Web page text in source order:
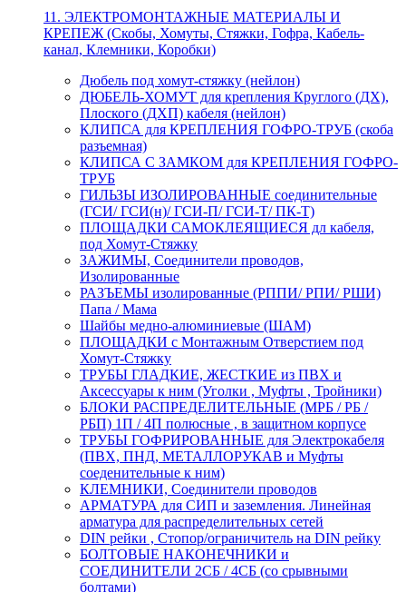
11. ЭЛЕКТРОМОНТАЖНЫЕ МАТЕРИАЛЫ И
КРЕПЕЖ (Скобы, Хомуты, Стяжки, Гофра, Кабель-
канал, Клемники, Коробки)
Дюбель под хомут-стяжку (нейлон)
ДЮБЕЛЬ-ХОМУТ для крепления Круглого (ДХ),
Плоского (ДХП) кабеля (нейлон)
КЛИПСА для КРЕПЛЕНИЯ ГОФРО-ТРУБ (скоба
разъемная)
КЛИПСА С ЗАМКОМ для КРЕПЛЕНИЯ ГОФРО-
ТРУБ
ГИЛЬЗЫ ИЗОЛИРОВАННЫЕ соединительные
(ГСИ/ ГСИ(н)/ ГСИ-П/ ГСИ-Т/ ПК-Т)
ПЛОЩАДКИ САМОКЛЕЯЩИЕСЯ дл кабеля,
под Хомут-Стяжку
ЗАЖИМЫ, Соединители проводов,
Изолированные
РАЗЪЕМЫ изолированные (РППИ/ РПИ/ РШИ)
Папа / Мама
Шайбы медно-алюминиевые (ШАМ)
ПЛОЩАДКИ с Монтажным Отверстием под
Хомут-Стяжку
ТРУБЫ ГЛАДКИЕ, ЖЕСТКИЕ из ПВХ и
Аксессуары к ним (Уголки , Муфты , Тройники)
БЛОКИ РАСПРЕДЕЛИТЕЛЬНЫЕ (МРБ / РБ /
РБП) 1П / 4П полюсные , в защитном корпусе
ТРУБЫ ГОФРИРОВАННЫЕ для Электрокабеля
(ПВХ, ПНД, МЕТАЛЛОРУКАВ и Муфты
соеденительные к ним)
КЛЕМНИКИ, Соединители проводов
АРМАТУРА для СИП и заземления. Линейная
арматура для распределительных сетей
DIN рейки , Стопор/ограничитель на DIN рейку
БОЛТОВЫЕ НАКОНЕЧНИКИ и
СОЕДИНИТЕЛИ 2СБ / 4СБ (со срывными
болтами)